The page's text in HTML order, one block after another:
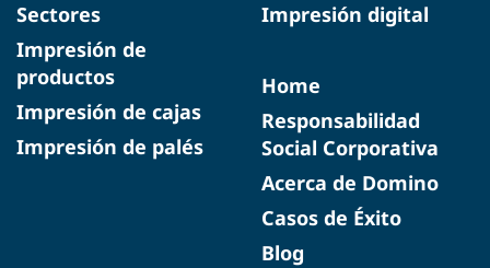
Sectores
Impresión de
productos
Impresión de cajas
Impresión de palés
Impresión digital
Home
Responsabilidad
Social Corporativa
Acerca de Domino
Casos de Éxito
Blog